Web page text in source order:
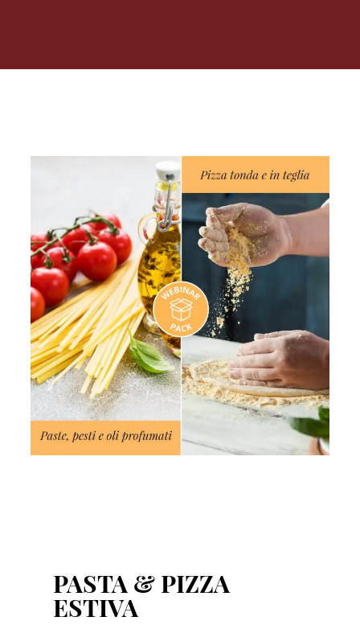
PASTA & PIZZA
ESTIVA